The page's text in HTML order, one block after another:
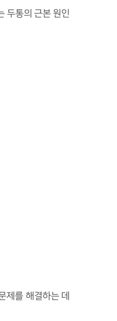
두통의 근본 원인
제를 해결하는 데